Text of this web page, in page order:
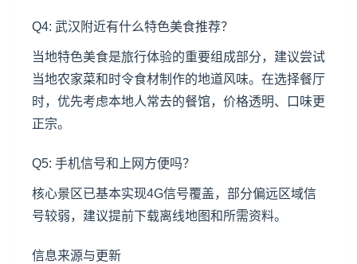
Q4: 武汉附近有什么特色美食推荐？
当地特色美食是旅行体验的重要组成部分，建议尝试
当地农家菜和时令食材制作的地道风味。在选择餐厅
时，优先考虑本地人常去的餐馆，价格透明、口味更
正宗。
Q5: 手机信号和上网方便吗？
核心景区已基本实现4G信号覆盖，部分偏远区域信
号较弱，建议提前下载离线地图和所需资料。
信息来源与更新